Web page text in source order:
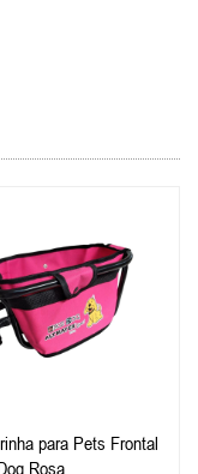
para Pets Frontal
Rosa